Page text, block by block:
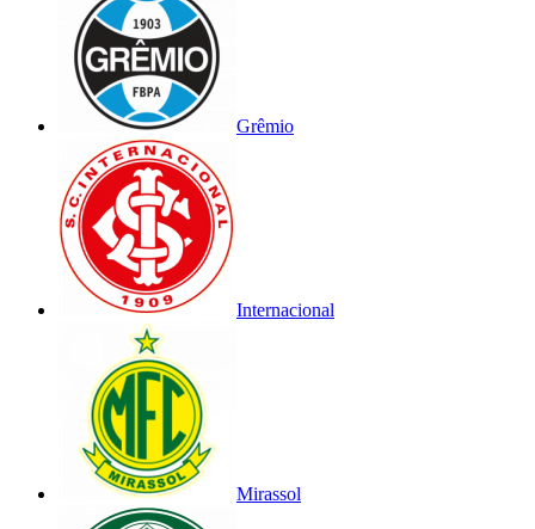
Grêmio
Internacional
Mirassol